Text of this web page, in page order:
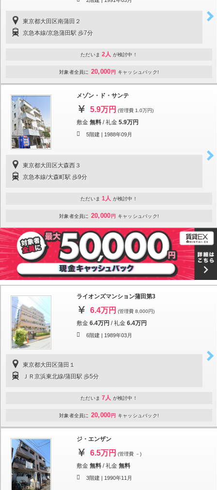
東京都大田区南蒲田２
京急本線/京急蒲田駅 歩7分
ただいま 2人 が検討中！
対象者全員に 20,000 円 キャッシュバック!
メゾン・ド・サンテ
5.9万円 (管理費 1.0万円)
敷金 無料 /礼金 5.9万円
5階建 | 1988年09月
東京都大田区大森西３
京急本線/大森町駅 歩9分
ただいま 1人 が検討中！
対象者全員に 20,000 円 キャッシュバック!
ライオンズマンション蒲田第3
6.4万円 (管理費 8,000円)
敷金 6.4万円 /礼金 6.4万円
6階建 | 1989年03月
東京都大田区蒲田１
ＪＲ京浜東北線/蒲田駅 歩5分
ただいま 7人 が検討中！
対象者全員に 20,000 円 キャッシュバック!
ジ・エンザン
6.5万円 (管理費 －)
敷金 無料 /礼金 無料
3階建 | 1990年11月